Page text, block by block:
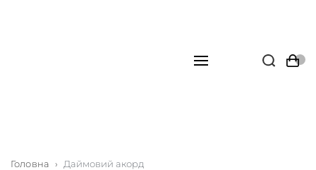
Головна › Даймовий акорд